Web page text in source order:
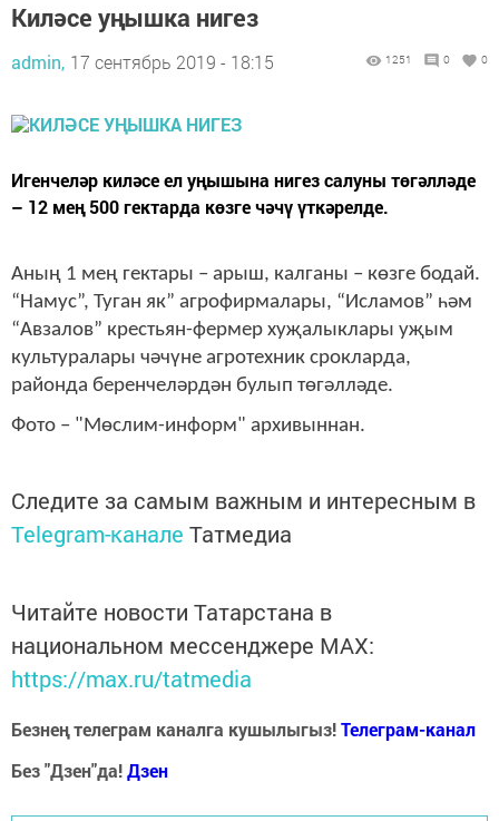
Киләсе уңышка нигез
admin, 17 сентябрь 2019 - 18:15 1251 0 0
Игенчеләр киләсе ел уңышына нигез салуны төгәлләде
– 12 мең 500 гектарда көзге чәчү үткәрелде.
Аның 1 мең гектары – арыш, калганы – көзге бодай.
“Намус”, Туган як” агрофирмалары, “Исламов” һәм
“Авзалов” крестьян-фермер хуҗалыклары уҗым
культуралары чәчүне агротехник срокларда,
районда беренчеләрдән булып төгәлләде.
Фото – "Мөслим-информ" архивыннан.
Следите за самым важным и интересным в
Telegram-канале Татмедиа
Читайте новости Татарстана в
национальном мессенджере MАХ:
https://max.ru/tatmedia
Безнең телеграм каналга кушылыгыз!Телеграм-канал
Без "Дзен"да!Дзен